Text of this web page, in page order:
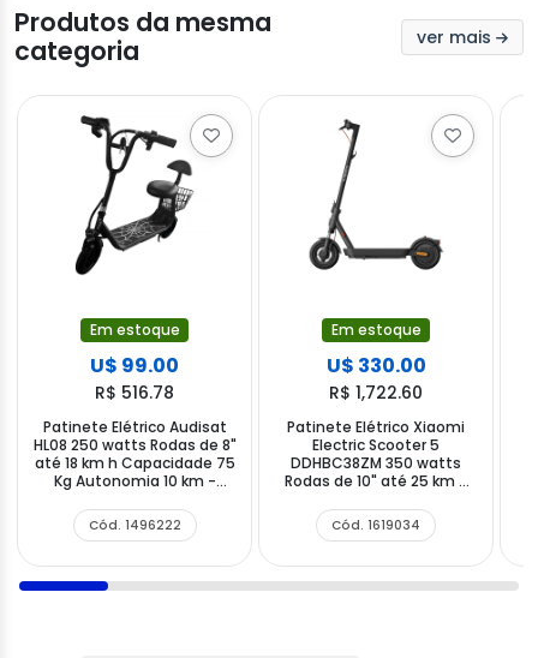
Produtos da mesma
categoria
ver mais
Em estoque
U$ 99.00
R$ 516.78
Patinete Elétrico Audisat
HL08 250 watts Rodas de 8"
até 18 km h Capacidade 75
Kg Autonomia 10 km -
Cód. 1496222
Em estoque
U$ 330.00
R$ 1,722.60
Patinete Elétrico Xiaomi
Electric Scooter 5
DDHBC38ZM 350 watts
Rodas de 10" até 25 km h
Autonomia 60 km
Cód. 1619034